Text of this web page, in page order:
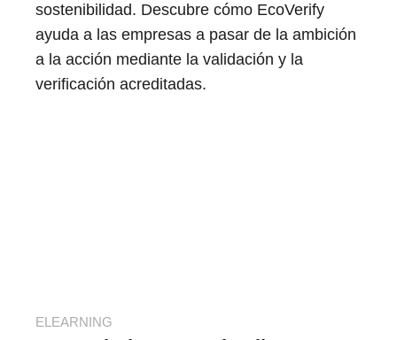
sostenibilidad. Descubre cómo EcoVerify
ayuda a las empresas a pasar de la ambición
a la acción mediante la validación y la
verificación acreditadas.
ELEARNING